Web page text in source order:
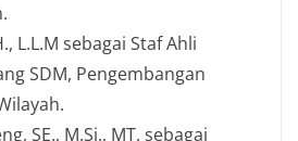
L.L.M sebagai Staf Ahli
SDM, Pengembangan
SE., M.Si., MT. sebagai